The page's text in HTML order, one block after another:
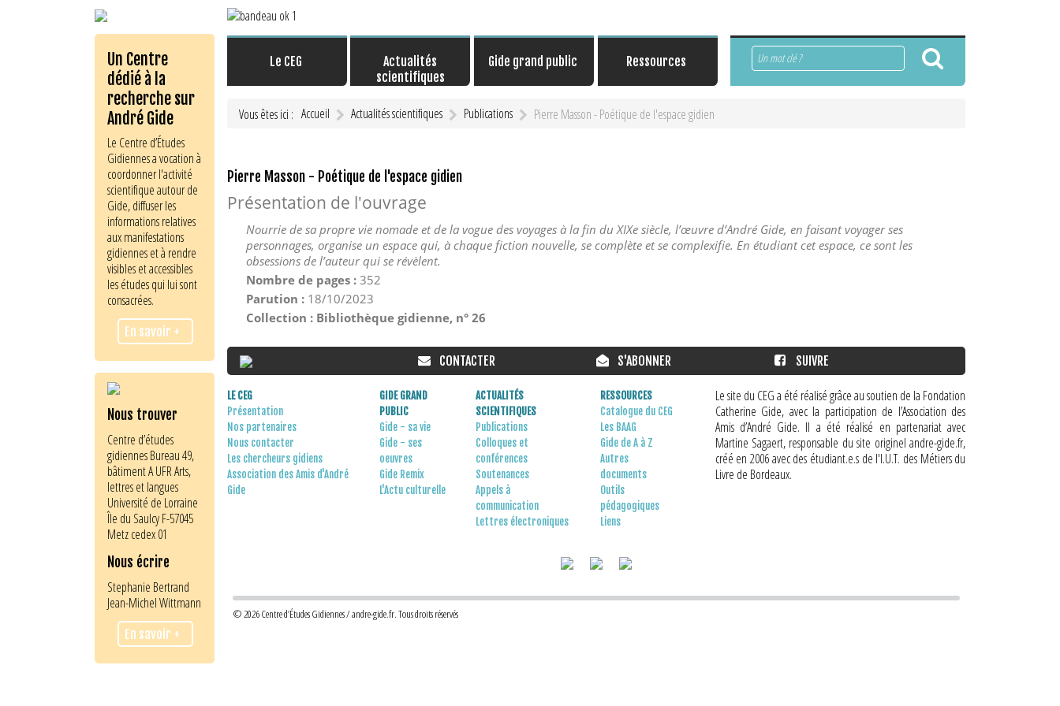
Un Centre
dédié à la
recherche sur
André Gide
Le Centre d’Études
Gidiennes a vocation à
coordonner l'activité
scientifique autour de
Gide, diffuser les
informations relatives
aux manifestations
gidiennes et à rendre
visibles et accessibles
les études qui lui sont
consacrées.
En savoir +
Nous trouver
Centre d’études
gidiennes Bureau 49,
bâtiment A UFR Arts,
lettres et langues
Université de Lorraine
Île du Saulcy F-57045
Metz cedex 01
Nous écrire
Stephanie Bertrand
Jean-Michel Wittmann
En savoir +
Le CEG
Actualités
scientifiques
Gide grand public Ressources
Rechercher
Vous êtes ici : Accueil Actualités scientifiques Publications Pierre Masson - Poétique de l'espace gidien
Pierre Masson - Poétique de l'espace gidien
Présentation de l'ouvrage
Nourrie de sa propre vie nomade et de la vogue des voyages à la fin du XIXe siècle, l’œuvre d’André Gide, en faisant voyager ses
personnages, organise un espace qui, à chaque fiction nouvelle, se complète et se complexifie. En étudiant cet espace, ce sont les
obsessions de l’auteur qui se révèlent.
Nombre de pages :352
Parution :18/10/2023
Collection : Bibliothèque gidienne, n° 26
CONTACTER S'ABONNER SUIVRE
LE CEG
Présentation
Nos partenaires
Nous contacter
Les chercheurs gidiens
Association des Amis d'André
Gide
GIDE GRAND
PUBLIC
Gide - sa vie
Gide - ses
oeuvres
Gide Remix
L'Actu culturelle
ACTUALITÉS
SCIENTIFIQUES
Publications
Colloques et
conférences
Soutenances
Appels à
communication
Lettres électroniques
RESSOURCES
Catalogue du CEG
Les BAAG
Gide de A à Z
Autres
documents
Outils
pédagogiques
Liens
Le site du CEG a été réalisé grâce au soutien de la Fondation
Catherine Gide, avec la participation de l’Association des
Amis d’André Gide. Il a été réalisé en partenariat avec
Martine Sagaert, responsable du site originel andre-gide.fr,
créé en 2006 avec des étudiant.e.s de l'I.U.T. des Métiers du
Livre de Bordeaux.
© 2026 Centre d’Études Gidiennes / andre-gide.fr. Tous droits réservés